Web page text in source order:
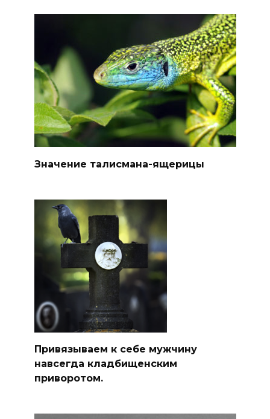
Значение талисмана-ящерицы
Привязываем к себе мужчину
навсегда кладбищенским
приворотом.